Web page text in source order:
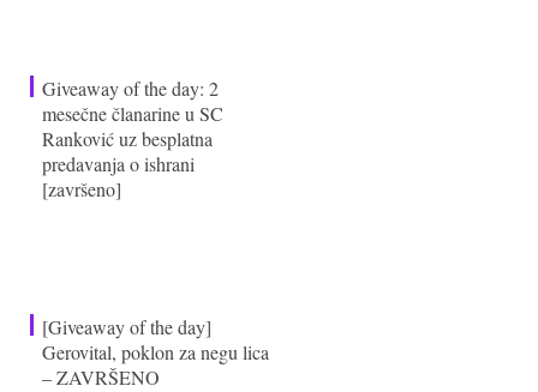
Giveaway of the day: 2
mesečne članarine u SC
Ranković uz besplatna
predavanja o ishrani
[završeno]
[Giveaway of the day]
Gerovital, poklon za negu lica
– ZAVRŠENO